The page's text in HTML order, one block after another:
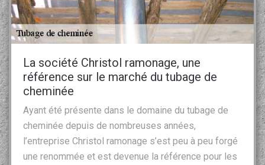
La société Christol ramonage, une
référence sur le marché du tubage de
cheminée
Ayant été présente dans le domaine du tubage de
cheminée depuis de nombreuses années,
l’entreprise Christol ramonage s’est peu à peu forgé
une renommée et est devenue la référence pour les